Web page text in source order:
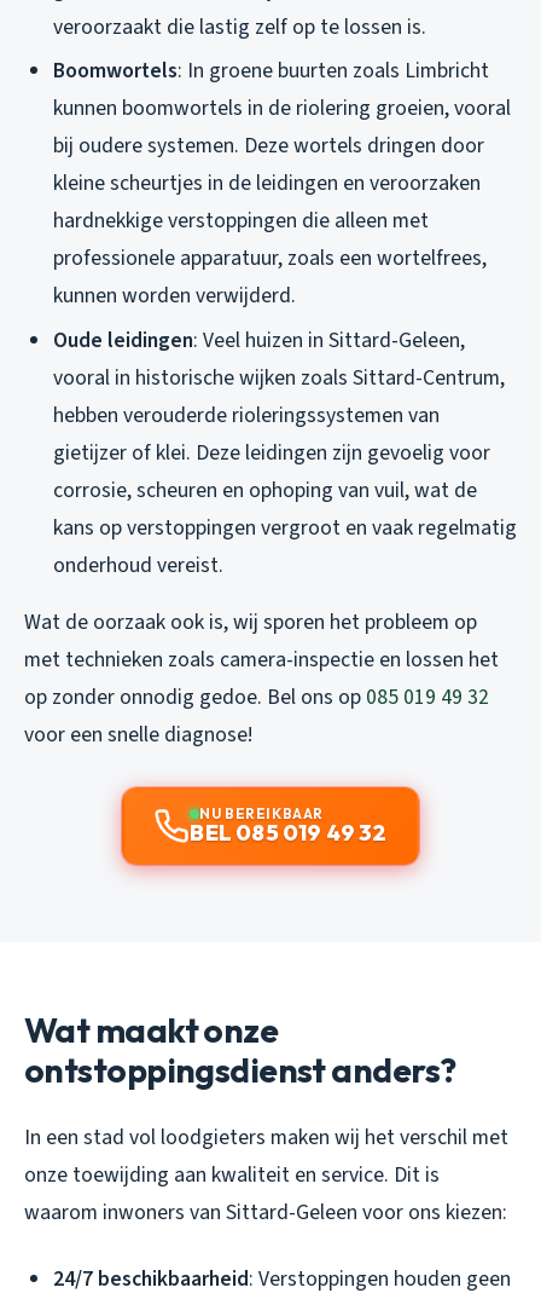
veroorzaakt die lastig zelf op te lossen is.
Boomwortels: In groene buurten zoals Limbricht
kunnen boomwortels in de riolering groeien, vooral
bij oudere systemen. Deze wortels dringen door
kleine scheurtjes in de leidingen en veroorzaken
hardnekkige verstoppingen die alleen met
professionele apparatuur, zoals een wortelfrees,
kunnen worden verwijderd.
Oude leidingen: Veel huizen in Sittard-Geleen,
vooral in historische wijken zoals Sittard-Centrum,
hebben verouderde rioleringssystemen van
gietijzer of klei. Deze leidingen zijn gevoelig voor
corrosie, scheuren en ophoping van vuil, wat de
kans op verstoppingen vergroot en vaak regelmatig
onderhoud vereist.
Wat de oorzaak ook is, wij sporen het probleem op
met technieken zoals camera-inspectie en lossen het
op zonder onnodig gedoe. Bel ons op 085 019 49 32
voor een snelle diagnose!
NU BEREIKBAAR
BEL 085 019 49 32
Wat maakt onze
ontstoppingsdienst anders?
In een stad vol loodgieters maken wij het verschil met
onze toewijding aan kwaliteit en service. Dit is
waarom inwoners van Sittard-Geleen voor ons kiezen:
24/7 beschikbaarheid: Verstoppingen houden geen